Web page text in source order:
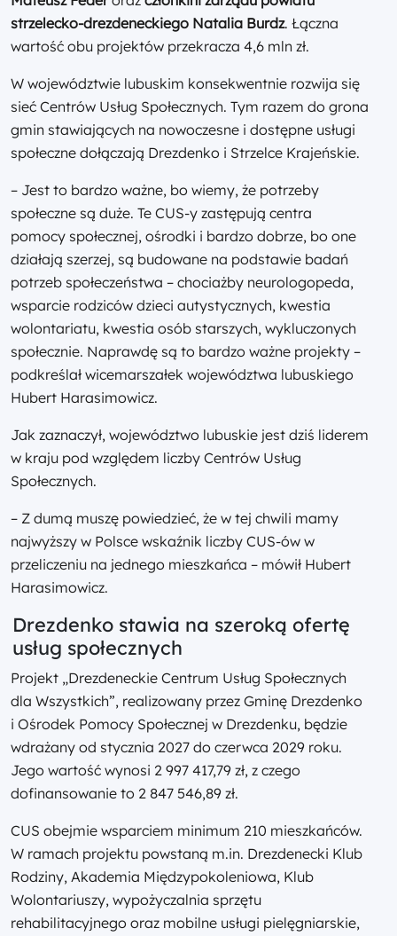
strzelecko-drezdeneckiego Natalia Burdz. Łączna
wartość obu projektów przekracza 4,6 mln zł.
W województwie lubuskim konsekwentnie rozwija się
sieć Centrów Usług Społecznych. Tym razem do grona
gmin stawiających na nowoczesne i dostępne usługi
społeczne dołączają Drezdenko i Strzelce Krajeńskie.
– Jest to bardzo ważne, bo wiemy, że potrzeby
społeczne są duże. Te CUS-y zastępują centra
pomocy społecznej, ośrodki i bardzo dobrze, bo one
działają szerzej, są budowane na podstawie badań
potrzeb społeczeństwa – chociażby neurologopeda,
wsparcie rodziców dzieci autystycznych, kwestia
wolontariatu, kwestia osób starszych, wykluczonych
społecznie. Naprawdę są to bardzo ważne projekty –
podkreślał wicemarszałek województwa lubuskiego
Hubert Harasimowicz.
Jak zaznaczył, województwo lubuskie jest dziś liderem
w kraju pod względem liczby Centrów Usług
Społecznych.
– Z dumą muszę powiedzieć, że w tej chwili mamy
najwyższy w Polsce wskaźnik liczby CUS-ów w
przeliczeniu na jednego mieszkańca – mówił Hubert
Harasimowicz.
Drezdenko stawia na szeroką ofertę
usług społecznych
Projekt „Drezdeneckie Centrum Usług Społecznych
dla Wszystkich”, realizowany przez Gminę Drezdenko
i Ośrodek Pomocy Społecznej w Drezdenku, będzie
wdrażany od stycznia 2027 do czerwca 2029 roku.
Jego wartość wynosi 2 997 417,79 zł, z czego
dofinansowanie to 2 847 546,89 zł.
CUS obejmie wsparciem minimum 210 mieszkańców.
W ramach projektu powstaną m.in. Drezdenecki Klub
Rodziny, Akademia Międzypokoleniowa, Klub
Wolontariuszy, wypożyczalnia sprzętu
rehabilitacyjnego oraz mobilne usługi pielęgniarskie,